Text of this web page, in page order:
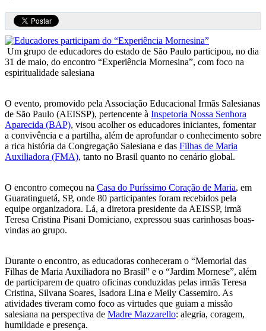
Um grupo de educadores do estado de São Paulo participou, no dia
31 de maio, do encontro “Experiência Mornesina”, com foco na
espiritualidade salesiana
O evento, promovido pela Associação Educacional Irmãs Salesianas
de São Paulo (AEISSP), pertencente à Inspetoria Nossa Senhora
Aparecida (BAP), visou acolher os educadores iniciantes, fomentar
a convivência e a partilha, além de aprofundar o conhecimento sobre
a rica história da Congregação Salesiana e das Filhas de Maria
Auxiliadora (FMA), tanto no Brasil quanto no cenário global.
O encontro começou na Casa do Puríssimo Coração de Maria, em
Guaratinguetá, SP, onde 80 participantes foram recebidos pela
equipe organizadora. Lá, a diretora presidente da AEISSP, irmã
Teresa Cristina Pisani Domiciano, expressou suas carinhosas boas-
vindas ao grupo.
Durante o encontro, as educadoras conheceram o “Memorial das
Filhas de Maria Auxiliadora no Brasil” e o “Jardim Mornese”, além
de participarem de quatro oficinas conduzidas pelas irmãs Teresa
Cristina, Silvana Soares, Isadora Lina e Meily Cassemiro. As
atividades tiveram como foco as virtudes que guiam a missão
salesiana na perspectiva de Madre Mazzarello: alegria, coragem,
humildade e presença.